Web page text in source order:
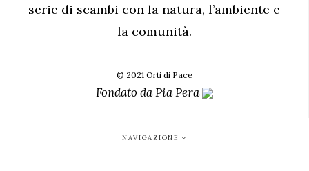
serie di scambi con la natura, l’ambiente e
la comunità.
© 2021 Orti di Pace
Fondato daPia Pera
NAVIGAZIONE